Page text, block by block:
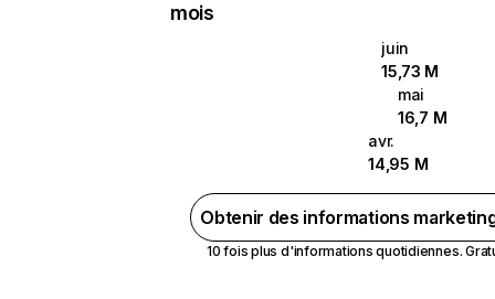
mois
juin
15,73 M
mai
16,7 M
avr.
14,95 M
Obtenir des informations
10 fois plus d'informations quotidiennes.